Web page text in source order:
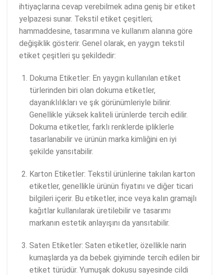
ihtiyaçlarına cevap verebilmek adına geniş bir etiket
yelpazesi sunar. Tekstil etiket çeşitleri;
hammaddesine, tasarımına ve kullanım alanına göre
değişiklik gösterir. Genel olarak, en yaygın tekstil
etiket çeşitleri şu şekildedir:
Dokuma Etiketler: En yaygın kullanılan etiket
türlerinden biri olan dokuma etiketler,
dayanıklılıkları ve şık görünümleriyle bilinir.
Genellikle yüksek kaliteli ürünlerde tercih edilir.
Dokuma etiketler, farklı renklerde ipliklerle
tasarlanabilir ve ürünün marka kimliğini en iyi
şekilde yansıtabilir.
Karton Etiketler: Tekstil ürünlerine takılan karton
etiketler, genellikle ürünün fiyatını ve diğer ticari
bilgileri içerir. Bu etiketler, ince veya kalın gramajlı
kağıtlar kullanılarak üretilebilir ve tasarımı
markanın estetik anlayışını da yansıtabilir.
Saten Etiketler: Saten etiketler, özellikle narin
kumaşlarda ya da bebek giyiminde tercih edilen bir
etiket türüdür. Yumuşak dokusu sayesinde cildi